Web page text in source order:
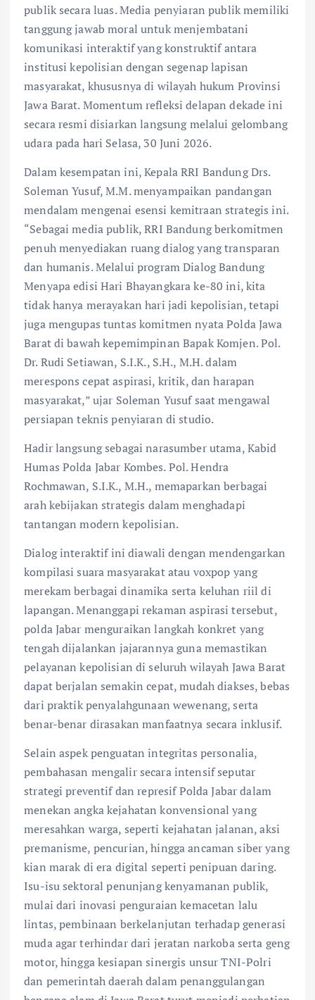
publik secara luas. Media penyiaran publik memiliki
tanggung jawab moral untuk menjembatani
komunikasi interaktif yang konstruktif antara
institusi kepolisian dengan segenap lapisan
masyarakat, khususnya di wilayah hukum Provinsi
Jawa Barat. Momentum refleksi delapan dekade ini
secara resmi disiarkan langsung melalui gelombang
udara pada hari Selasa, 30 Juni 2026.
Dalam kesempatan ini, Kepala RRI Bandung Drs.
Soleman Yusuf, M.M. menyampaikan pandangan
mendalam mengenai esensi kemitraan strategis ini.
“Sebagai media publik, RRI Bandung berkomitmen
penuh menyediakan ruang dialog yang transparan
dan humanis. Melalui program Dialog Bandung
Menyapa edisi Hari Bhayangkara ke-80 ini, kita
tidak hanya merayakan hari jadi kepolisian, tetapi
juga mengupas tuntas komitmen nyata Polda Jawa
Barat di bawah kepemimpinan Bapak Komjen. Pol.
Dr. Rudi Setiawan, S.I.K., S.H., M.H. dalam
merespons cepat aspirasi, kritik, dan harapan
masyarakat,” ujar Soleman Yusuf saat mengawal
persiapan teknis penyiaran di studio.
Hadir langsung sebagai narasumber utama, Kabid
Humas Polda Jabar Kombes. Pol. Hendra
Rochmawan, S.I.K., M.H., memaparkan berbagai
arah kebijakan strategis dalam menghadapi
tantangan modern kepolisian.
Dialog interaktif ini diawali dengan mendengarkan
kompilasi suara masyarakat atau voxpop yang
merekam berbagai dinamika serta keluhan riil di
lapangan. Menanggapi rekaman aspirasi tersebut,
polda Jabar menguraikan langkah konkret yang
tengah dijalankan jajarannya guna memastikan
pelayanan kepolisian di seluruh wilayah Jawa Barat
dapat berjalan semakin cepat, mudah diakses, bebas
dari praktik penyalahgunaan wewenang, serta
benar-benar dirasakan manfaatnya secara inklusif.
Selain aspek penguatan integritas personalia,
pembahasan mengalir secara intensif seputar
strategi preventif dan represif Polda Jabar dalam
menekan angka kejahatan konvensional yang
meresahkan warga, seperti kejahatan jalanan, aksi
premanisme, pencurian, hingga ancaman siber yang
kian marak di era digital seperti penipuan daring.
Isu-isu sektoral penunjang kenyamanan publik,
mulai dari inovasi penguraian kemacetan lalu
lintas, pembinaan berkelanjutan terhadap generasi
muda agar terhindar dari jeratan narkoba serta geng
motor, hingga kesiapan sinergis unsur TNI-Polri
dan pemerintah daerah dalam penanggulangan